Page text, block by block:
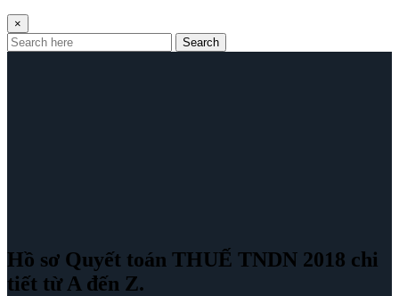
×
Search
Hồ sơ Quyết toán THUẾ TNDN 2018 chi
tiết từ A đến Z.